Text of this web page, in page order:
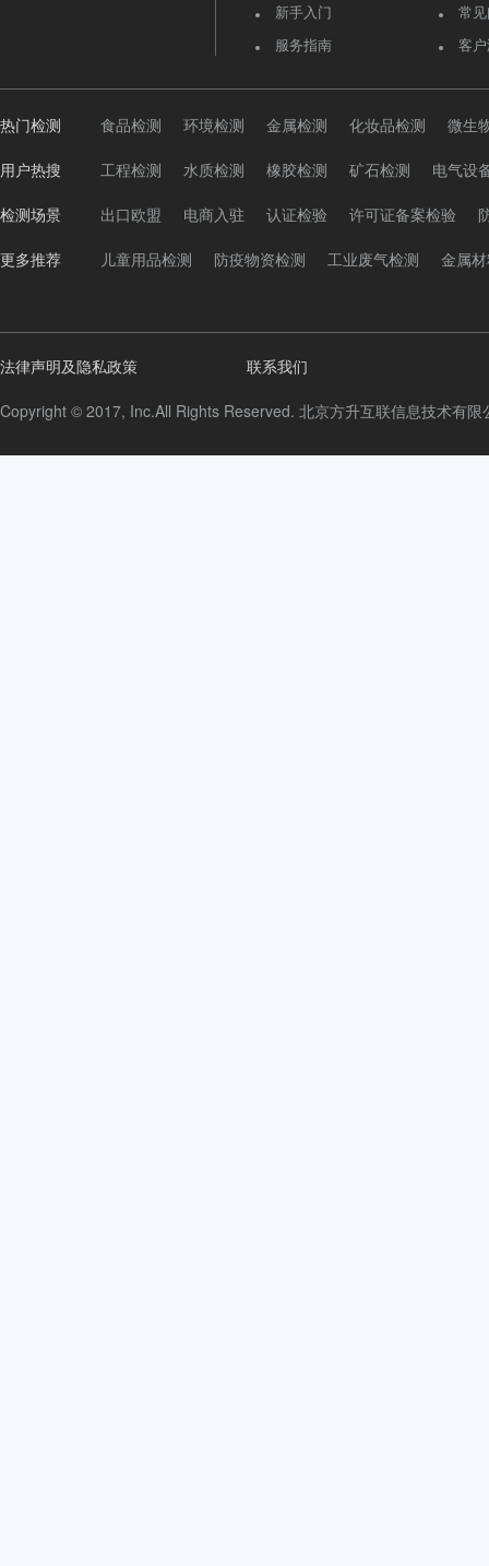
新手入门
服务指南
常
客
热门检测 食品检测 环境检测 金属检测 化妆品检测 微生
用户热搜 工程检测 水质检测 橡胶检测 矿石检测 电气设
检测场景 出口欧盟 电商入驻 认证检验 许可证备案检验
更多推荐 儿童用品检测 防疫物资检测 工业废气检测 金属
法律声明及隐私政策 联系我们
Copyright © 2017, Inc.All Rights Reserved. 北京方升互联信息技术有